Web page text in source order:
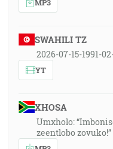
SWAHILI TZ
2026-07-15-1991-
YT
XHOSA
Umxholo:
zeentlobo zovuko!”